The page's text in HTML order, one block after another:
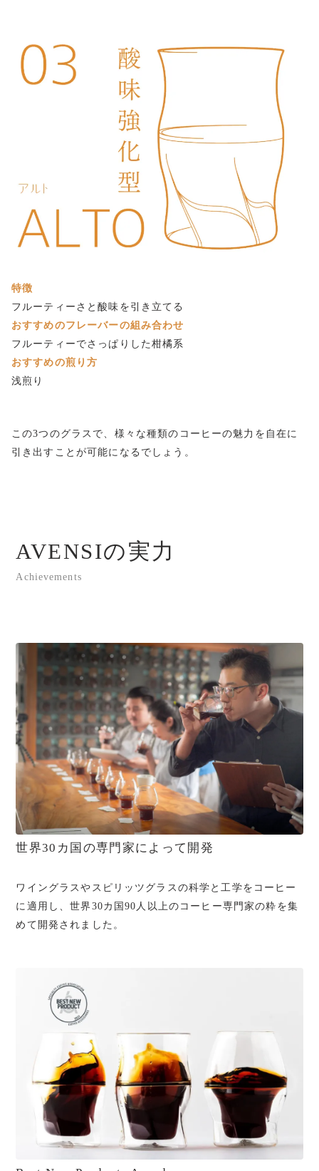
特徴
フルーティーさと酸味を引き立てる
おすすめのフレーバーの組み合わせ
フルーティーでさっぱりした柑橘系
おすすめの煎り方
浅煎り
この3つのグラスで、様々な種類のコーヒーの魅力を自在に
引き出すことが可能になるでしょう。
AVENSIの実力
Achievements
世界30カ国の専門家によって開発
ワイングラスやスピリッツグラスの科学と工学をコーヒー
に適用し、世界30カ国90人以上のコーヒー専門家の粋を集
めて開発されました。